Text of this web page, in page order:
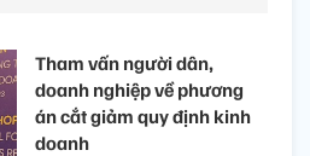
Tham vấn người dân,
doanh nghiệp về phương
án cắt giảm quy định kinh
doanh